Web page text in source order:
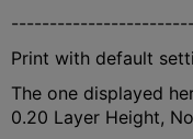
Print with default
The one displayed
0.20 Layer Height,